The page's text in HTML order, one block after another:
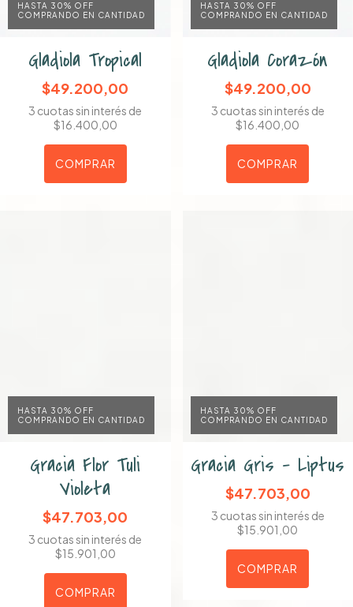
HASTA 30% OFF
COMPRANDO EN CANTIDAD
Gladiola Tropical
$49.200,00
3 cuotas sin interés de
$16.400,00
COMPRAR
HASTA 30% OFF
COMPRANDO EN CANTIDAD
Gladiola Corazón
$49.200,00
3 cuotas sin interés de
$16.400,00
COMPRAR
HASTA 30% OFF
COMPRANDO EN CANTIDAD
Gracia Flor Tuli
Violeta
$47.703,00
3 cuotas sin interés de
$15.901,00
COMPRAR
HASTA 30% OFF
COMPRANDO EN CANTIDAD
Gracia Gris - Liptus
$47.703,00
3 cuotas sin interés de
$15.901,00
COMPRAR